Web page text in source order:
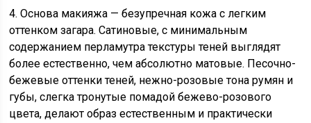
4. Основа макияжа — безупречная кожа с легким
оттенком загара. Сатиновые, с минимальным
содержанием перламутра текстуры теней выглядят
более естественно, чем абсолютно матовые. Песочно-
бежевые оттенки теней, нежно-розовые тона румян и
губы, слегка тронутые помадой бежево-розового
цвета, делают образ естественным и практически